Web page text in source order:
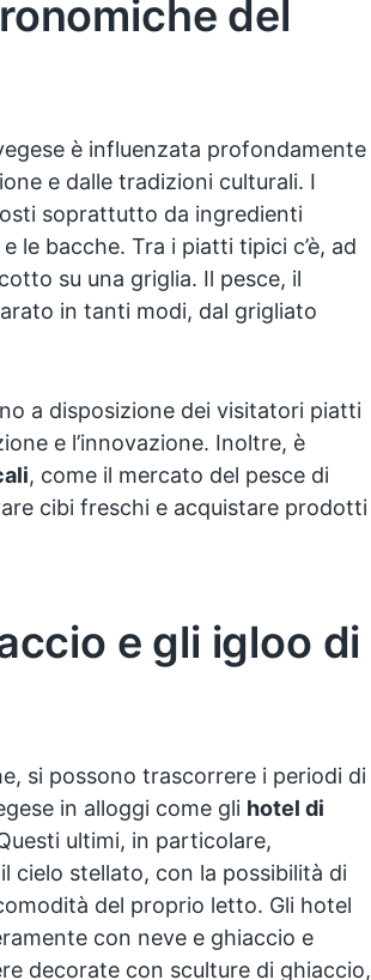
del
è influenzata profondamente
e dalle tradizioni culturali. I
soprattutto da ingredienti
le bacche. Tra i piatti tipici c’è, ad
su una griglia. Il pesce, il
in tanti modi, dal grigliato
a disposizione dei visitatori piatti
e l’innovazione. Inoltre, è
, come il mercato del pesce di
cibi freschi e acquistare prodotti
e gli igloo di
si possono trascorrere i periodi di
in alloggi come gli hotel di
ultimi, in particolare,
cielo stellato, con la possibilità di
del proprio letto. Gli hotel
con neve e ghiaccio e
decorate con sculture di ghiaccio,